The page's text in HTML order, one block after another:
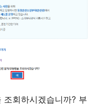
회하시겠습니까? 부